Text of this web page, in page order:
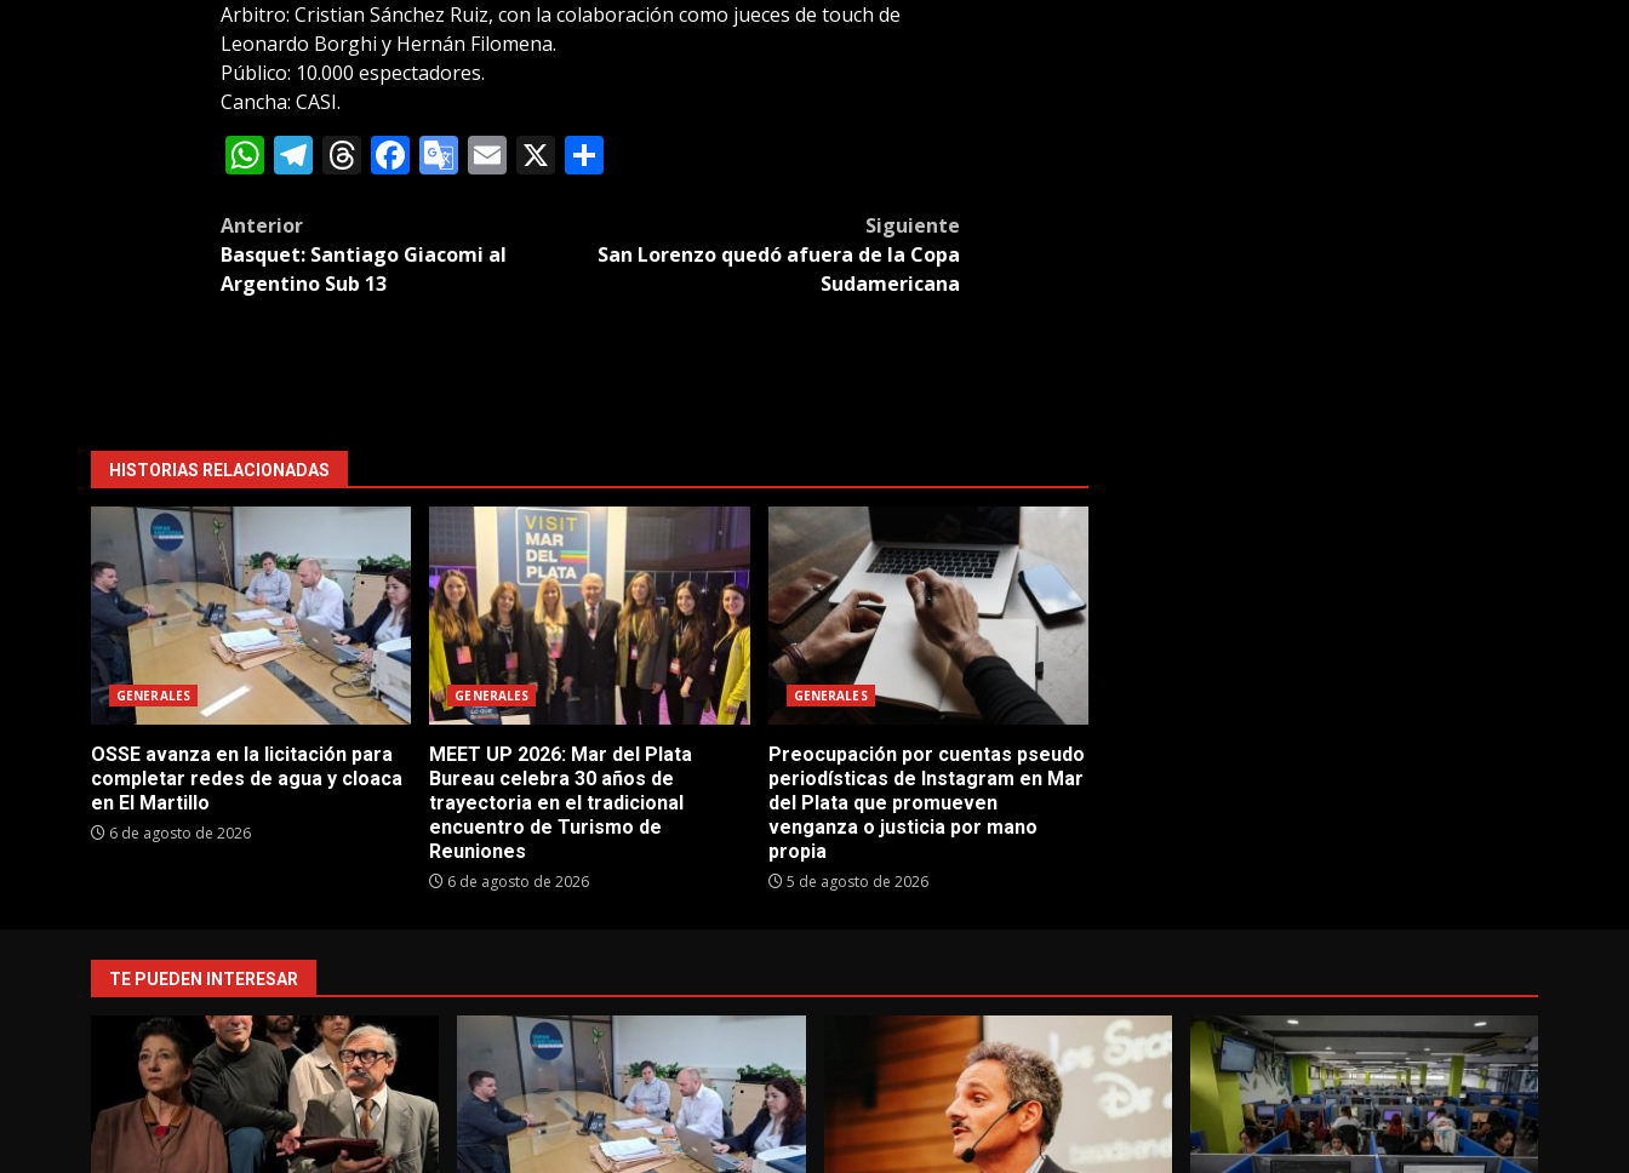
Arbitro: Cristian Sánchez Ruiz, con la colaboración como jueces de touch de
Leonardo Borghi y Hernán Filomena.
Público: 10.000 espectadores.
Cancha: CASI.
WhatsApp
Telegram
Threads
Facebook
Google
Email
X Compartir
Post
navigation
Anterior
Basquet: Santiago Giacomi al
Argentino Sub 13
Siguiente
San Lorenzo quedó afuera de la Copa
Sudamericana
HISTORIAS RELACIONADAS
GENERALES
OSSE avanza en la licitación para
completar redes de agua y cloaca
en El Martillo
6 de agosto de 2026
GENERALES
MEET UP 2026: Mar del Plata
Bureau celebra 30 años de
trayectoria en el tradicional
encuentro de Turismo de
Reuniones
6 de agosto de 2026
GENERALES
Preocupación por cuentas pseudo
periodísticas de Instagram en Mar
del Plata que promueven
venganza o justicia por mano
propia
5 de agosto de 2026
TE PUEDEN INTERESAR